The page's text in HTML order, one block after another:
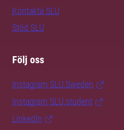
Kontakta SLU
Stöd SLU
Följ oss
Instagram SLU.Sweden
Instagram SLU.student
LinkedIn